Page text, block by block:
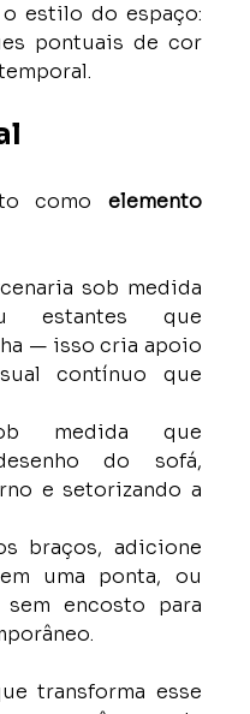
estilo do espaço:
pontuais de cor
como elemento
sob medida
estantes que
— isso cria apoio
contínuo que
medida que
do sofá,
e setorizando a
braços, adicione
uma ponta, ou
encosto para
transforma esse